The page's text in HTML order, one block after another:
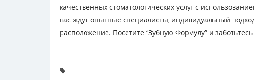
качественных стоматологических услуг с
вас ждут опытные специалисты, индивидуальный
расположение. Посетите “Зубную Формулу” и